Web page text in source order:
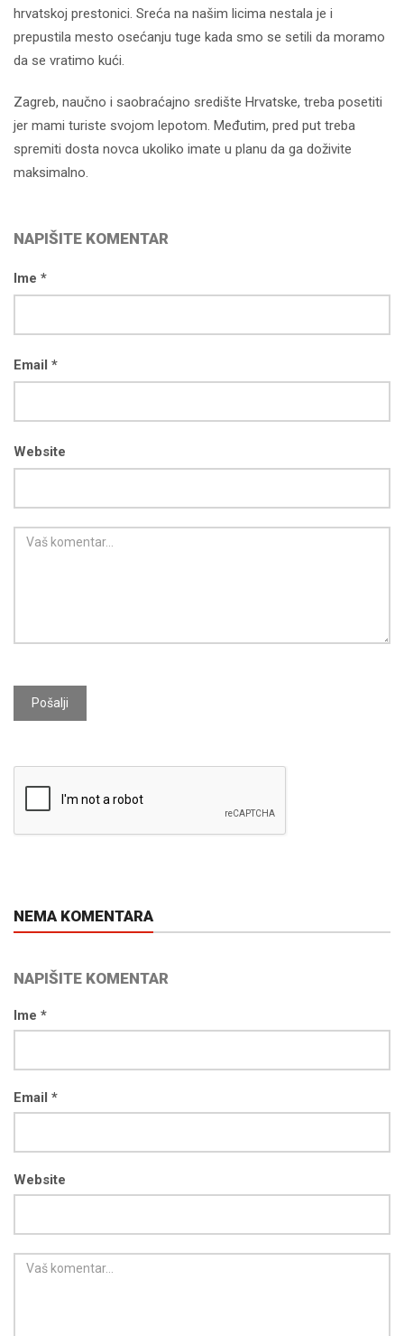
hrvatskoj prestonici. Sreća na našim licima nestala je i
prepustila mesto osećanju tuge kada smo se setili da moramo
da se vratimo kući.
Zagreb, naučno i saobraćajno središte Hrvatske, treba posetiti
jer mami turiste svojom lepotom. Međutim, pred put treba
spremiti dosta novca ukoliko imate u planu da ga doživite
maksimalno.
NAPIŠITE KOMENTAR
Ime *
Email *
Website
Pošalji
NEMA KOMENTARA
NAPIŠITE KOMENTAR
Ime *
Email *
Website